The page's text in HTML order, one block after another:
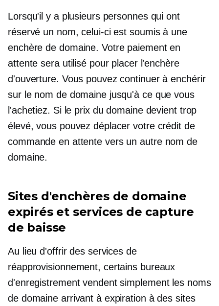
Lorsqu'il y a plusieurs personnes qui ont
réservé un nom, celui-ci est soumis à une
enchère de domaine. Votre paiement en
attente sera utilisé pour placer l'enchère
d'ouverture. Vous pouvez continuer à enchérir
sur le nom de domaine jusqu'à ce que vous
l'achetiez. Si le prix du domaine devient trop
élevé, vous pouvez déplacer votre crédit de
commande en attente vers un autre nom de
domaine.
Sites d'enchères de domaine
expirés et services de capture
de baisse
Au lieu d'offrir des services de
réapprovisionnement, certains bureaux
d'enregistrement vendent simplement les noms
de domaine arrivant à expiration à des sites